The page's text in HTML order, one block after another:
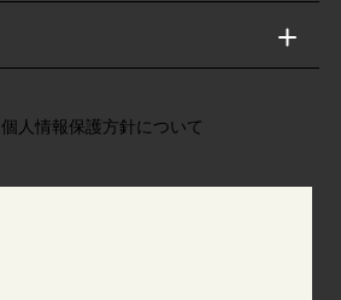
個人情報保護方針について